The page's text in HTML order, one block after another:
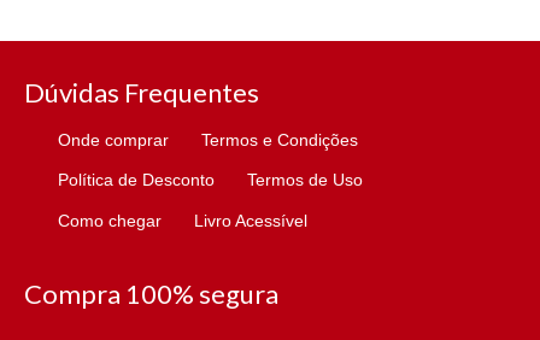
Dúvidas Frequentes
Onde comprar Termos e Condições
Política de Desconto Termos de Uso
Como chegar Livro Acessível
Compra 100% segura